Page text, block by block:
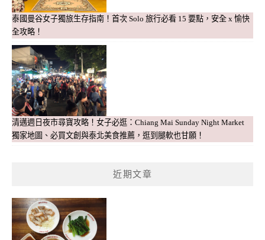
泰國曼谷女子獨旅生存指南！首次 Solo 旅行必看 15 要點，安全 x 愉快
全攻略！
清邁週日夜市尋寶攻略！女子必逛：Chiang Mai Sunday Night Market
獨家地圖、必買文創與泰北美食推薦，逛到腿軟也甘願！
近期文章